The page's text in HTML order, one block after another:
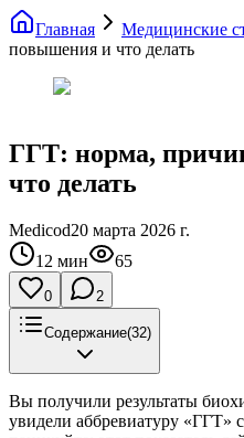
Главная Медицинские
повышения и что делать
ГГТ: норма,
что делать
Medicod20 марта 2026 г.
12 мин 65
0 2
Содержание(32)
Вы получили результаты
увидели аббревиатуру